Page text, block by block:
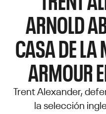
ARNOLD
CASA DE LA
ARMOUR
Trent Alexander,
la selección